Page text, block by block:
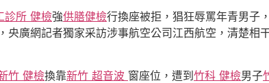
診所 健檢強供膳健檢行換座被拒，猖狂辱罵年青男子
央廣網記者獨家采訪涉事航空公司江西航空，清楚相
竹 健檢換靠新竹 超音波 窗座位，遭到竹科 健檢男子